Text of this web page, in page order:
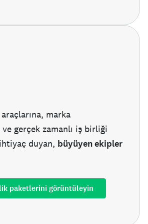
marka
gerçek zamanlı iş birliği
duyan, büyüyen ekipler
paketlerini görüntüleyin